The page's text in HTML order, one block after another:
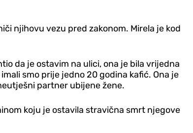
njihovu vezu pred zakonom. Mirela je kod
da je ostavim na ulici, ona je bila vrijedna
smo prije jedno 20 godina kafić. Ona je
partner ubijene žene.
koju je ostavila stravična smrt njegove